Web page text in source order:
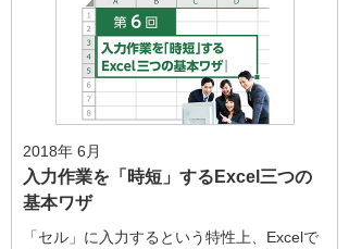
2018年 6月
入力作業を「時短」するExcel三つの
基本ワザ
「セル」に入力するという特性上、Excelで